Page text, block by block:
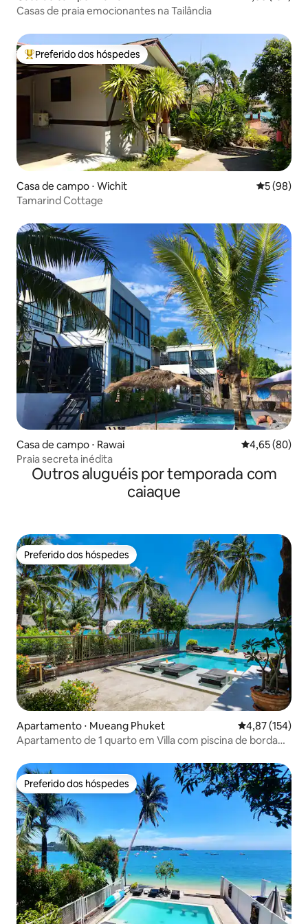
Casas de praia emocionantes na Tailândia
Entre os melhores preferidos dos hóspedes
Preferido dos hóspedes
Casa de campo ⋅ Wichit 5 de uma
5 (98)
Tamarind Cottage
Casa de campo ⋅ Rawai 4,65 de uma
4,65 (80)
Praia secreta inédita
Outros aluguéis por temporada com
caiaque
Preferido dos hóspedes
Preferido dos hóspedes
Apartamento ⋅ Mueang Phuket 4,87 de uma
4,87 (154)
Apartamento de 1 quarto em Villa com piscina de borda
Preferido dos hóspedes
Preferido dos hóspedes